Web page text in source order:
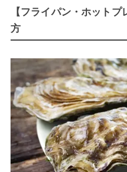
【フライパン・ホット
方